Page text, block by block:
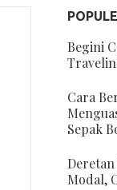
Begini
Cara
Sepak
Modal,